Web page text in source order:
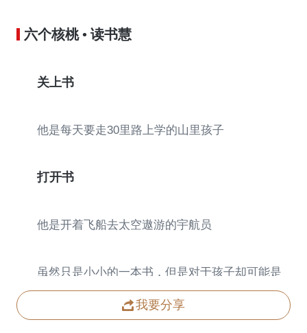
六个核桃 • 读书慧
关上书
他是每天要走30里路上学的山里孩子
打开书
他是开着飞船去太空遨游的宇航员
虽然只是小小的一本书，但是对于孩子却可能是
全世界。
我要分享